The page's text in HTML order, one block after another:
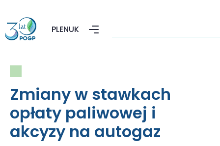
PLENUK
Zmiany w stawkach
opłaty paliwowej i
akcyzy na autogaz